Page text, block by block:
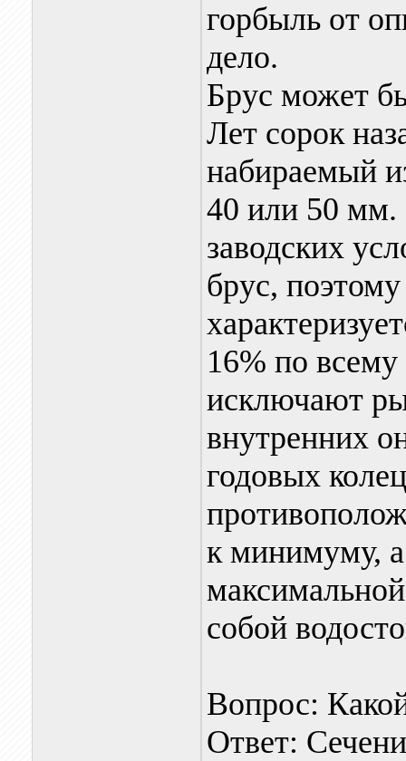
горбыль от
дело.
Брус может
Лет сорок
набираемый
40 или 50
заводских
брус,
16% по
исключают
внутренних
годовых
к минимуму,
собой
Вопрос:
Ответ: